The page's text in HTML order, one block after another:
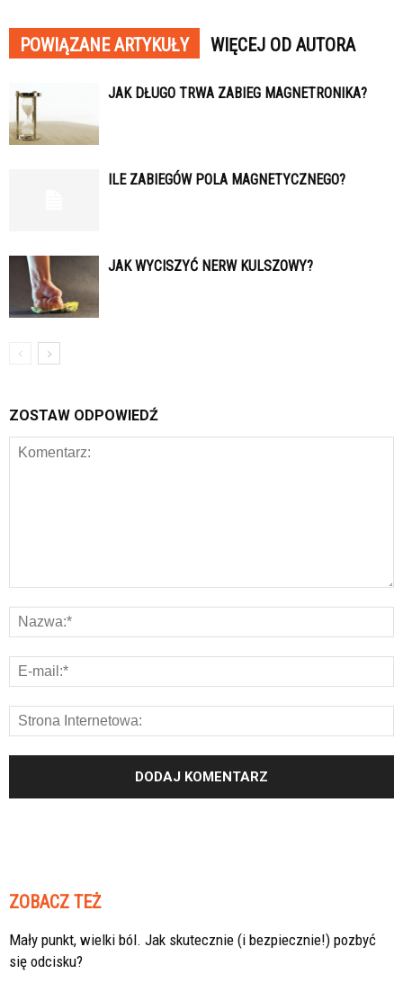
POWIĄZANE ARTYKUŁY WIĘCEJ OD AUTORA
JAK DŁUGO TRWA ZABIEG MAGNETRONIKA?
ILE ZABIEGÓW POLA MAGNETYCZNEGO?
JAK WYCISZYĆ NERW KULSZOWY?
ZOSTAW ODPOWIEDŹ
ZOBACZ TEŻ
Mały punkt, wielki ból. Jak skutecznie (i bezpiecznie!) pozbyć
się odcisku?